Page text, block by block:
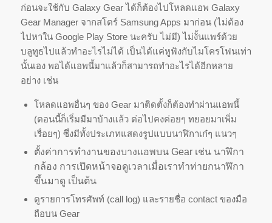
ก่อนจะใช้กับ Galaxy Gear ได้ก็ต้องไปโหลดแอพ Galaxy
Gear Manager จากสโตร์ Samsung Apps มาก่อน (ไม่ต้อง
ไปหาใน Google Play Store นะครับ ไม่มี) ไม่งั้นแพร์ด้วย
บลูทูธไปแล้วทำอะไรไม่ได้ เป็นได้แค่หูฟังกับไมโครโฟนเท่า
นั้นเอง พอได้แอพนี้มาแล้วก็สามารถทำอะไรได้อีกหลาย
อย่าง เช่น
โหลดแอพอื่นๆ ของ Gear มาติดตั้งก็ต้องทำผ่านแอพนี้
(ตอนนี้ก็เริ่มมีมาบ้างแล้ว ต่อไปคงค่อยๆ ทยอยมาเพิ่ม
เรื่อยๆ) ซึ่งมีทั้งประเภทแสดงรูปแบบนาฬิกาเก๋ๆ แนวๆ
ตั้งค่าการทำงานของบางแอพบน Gear เช่น นาฬิกา
กล้อง การเปิดหน้าจอดูเวลาเมื่อเราทำท่ายกนาฬิกา
ขึ้นมาดู เป็นต้น
ดูรายการโทรศัพท์ (call log) และรายชื่อ contact ของมือ
ถือบน Gear